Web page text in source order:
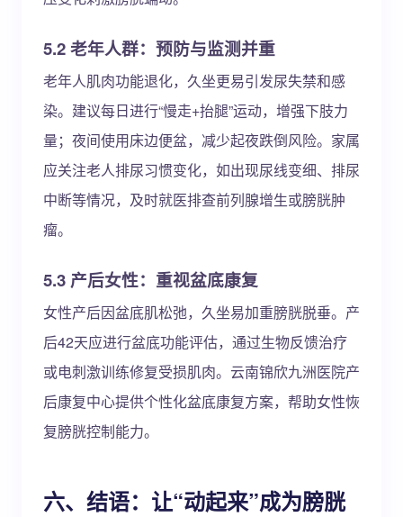
5.2 老年人群：预防与监测并重
老年人肌肉功能退化，久坐更易引发尿失禁和感
染。建议每日进行“慢走+抬腿”运动，增强下肢力
量；夜间使用床边便盆，减少起夜跌倒风险。家属
应关注老人排尿习惯变化，如出现尿线变细、排尿
中断等情况，及时就医排查前列腺增生或膀胱肿
瘤。
5.3 产后女性：重视盆底康复
女性产后因盆底肌松弛，久坐易加重膀胱脱垂。产
后42天应进行盆底功能评估，通过生物反馈治疗
或电刺激训练修复受损肌肉。云南锦欣九洲医院产
后康复中心提供个性化盆底康复方案，帮助女性恢
复膀胱控制能力。
六、结语：让“动起来”成为膀胱